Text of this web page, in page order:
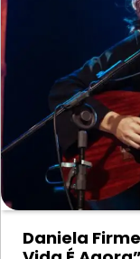
Daniela